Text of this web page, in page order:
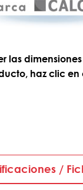
las
haz clic en
/